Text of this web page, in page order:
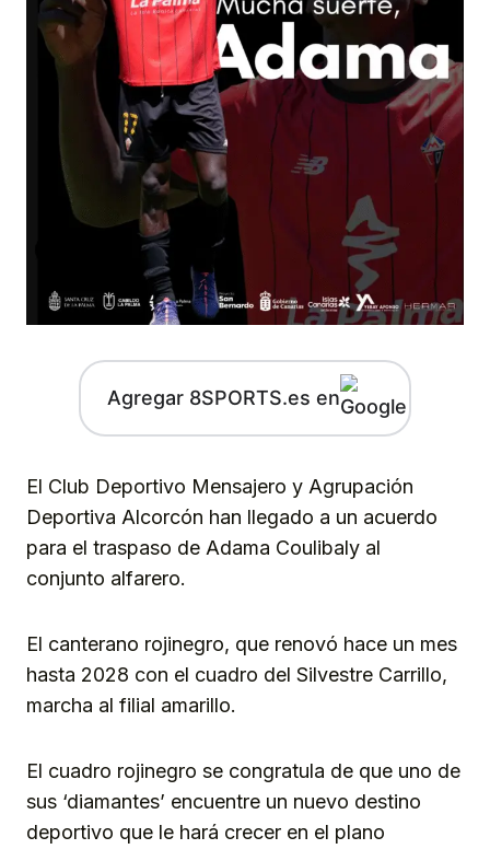
Agregar 8SPORTS.es en
El Club Deportivo Mensajero y Agrupación
Deportiva Alcorcón han llegado a un acuerdo
para el traspaso de Adama Coulibaly al
conjunto alfarero.
El canterano rojinegro, que renovó hace un mes
hasta 2028 con el cuadro del Silvestre Carrillo,
marcha al filial amarillo.
El cuadro rojinegro se congratula de que uno de
sus ‘diamantes’ encuentre un nuevo destino
deportivo que le hará crecer en el plano